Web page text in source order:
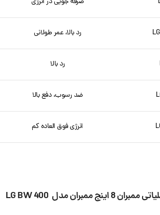
رد بالا، عمر طولانی
رد بالا
ضد رسوب، دفع بالا
انرژی فوق العاده کم
جدول مشخصات عملیاتی ممبران 8 اینج ممبران مدل LG BW 400